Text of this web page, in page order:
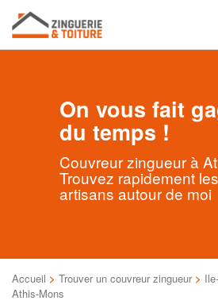
On vous fait
du temps !
Couvreur zingueur à
Trouvez rapidement
artisans autour de moi
Accueil > Trouver un couvreur zingueur >
Athis-Mons